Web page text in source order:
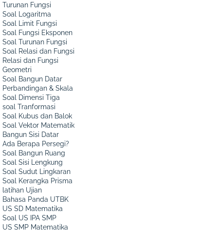
Turunan Fungsi
Soal Logaritma
Soal Limit Fungsi
Soal Fungsi Eksponen
Soal Turunan Fungsi
Soal Relasi dan Fungsi
Relasi dan Fungsi
Geometri
Soal Bangun Datar
Perbandingan & Skala
Soal Dimensi Tiga
soal Tranformasi
Soal Kubus dan Balok
Soal Vektor Matematik
Bangun Sisi Datar
Ada Berapa Persegi?
Soal Bangun Ruang
Soal Sisi Lengkung
Soal Sudut Lingkaran
Soal Kerangka Prisma
latihan Ujian
Bahasa Panda UTBK
US SD Matematika
Soal US IPA SMP
US SMP Matematika